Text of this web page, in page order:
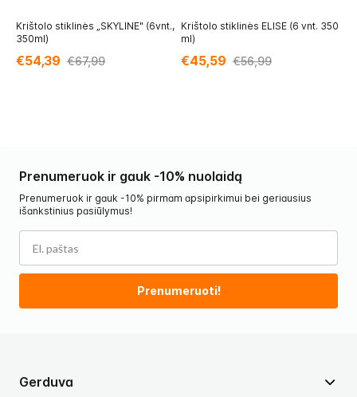
Krištolo stiklinės „SKYLINE" (6vnt.,
350ml)
€54,39 €67,99
Krištolo stiklinės ELISE (6 vnt. 350
ml)
€45,59 €56,99
Gerduva
Prenumeruok ir gauk -10% nuolaidą
Prenumeruok ir gauk -10% pirmam apsipirkimui bei geriausius
išankstinius pasiūlymus!
Prenumeruoti!